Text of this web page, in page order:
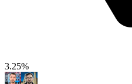
3.25%